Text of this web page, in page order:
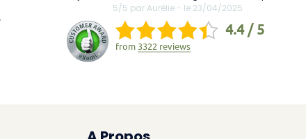
5/5 par Aurélie - le 23/04/2025
4.4 / 5
from 3322 reviews